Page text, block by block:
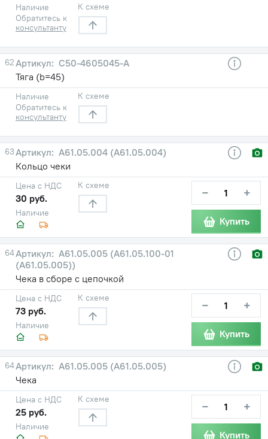
Наличие
Обратитесь к
консультанту
К схеме
62
С50-4605045-А
Тяга (b=45)
Наличие
Обратитесь к
консультанту
К схеме
63
A61.05.004 (А61.05.004)
Кольцо чеки
Наличие
Цена с НДС
30 руб.
К схеме − +
Купить
64
A61.05.005 (А61.05.100-01
(А61.05.005))
Чека в сборе с цепочкой
Наличие
Цена с НДС
73 руб.
К схеме − +
Купить
64
A61.05.005 (А61.05.005)
Чека
Наличие
Цена с НДС
25 руб.
К схеме − +
Купить